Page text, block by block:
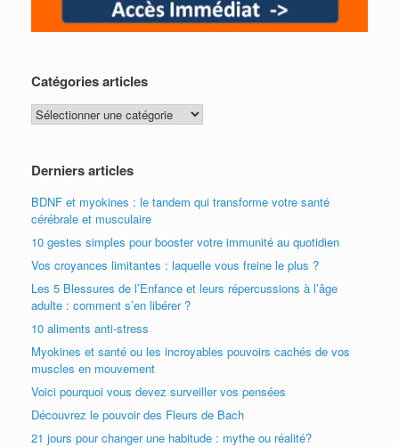
Catégories articles
Catégories
articles
Derniers articles
BDNF et myokines : le tandem qui transforme votre santé
cérébrale et musculaire
10 gestes simples pour booster votre immunité au quotidien
Vos croyances limitantes : laquelle vous freine le plus ?
Les 5 Blessures de l’Enfance et leurs répercussions à l’âge
adulte : comment s’en libérer ?
10 aliments anti-stress
Myokines et santé ou les incroyables pouvoirs cachés de vos
muscles en mouvement
Voici pourquoi vous devez surveiller vos pensées
Découvrez le pouvoir des Fleurs de Bach
21 jours pour changer une habitude : mythe ou réalité?